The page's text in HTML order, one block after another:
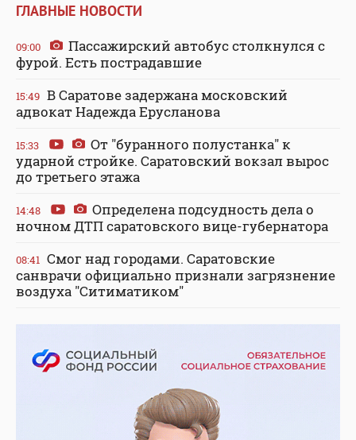
ГЛАВНЫЕ НОВОСТИ
09:00
Пассажирский автобус столкнулся с
фурой. Есть пострадавшие
15:49 В Саратове задержана московский
адвокат Надежда Ерусланова
15:33
От "буранного полустанка" к
ударной стройке. Саратовский вокзал вырос
до третьего этажа
14:48
Определена подсудность дела о
ночном ДТП саратовского вице-губернатора
08:41 Смог над городами. Саратовские
санврачи официально признали загрязнение
воздуха "Ситиматиком"